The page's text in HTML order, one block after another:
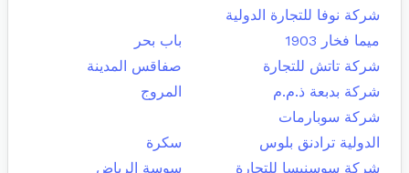
شركة نوفا للتجارة الدولية
ميما فخار 1903
باب بحر
شركة تاتش للتجارة
صفاقس المدينة
شركة بدبعة ذ.م.م
المروج
شركة سوبارمات
الدولية ترادنق بلوس
سكرة
شركة سوسنيسا للتجارة
سوسة الرياض